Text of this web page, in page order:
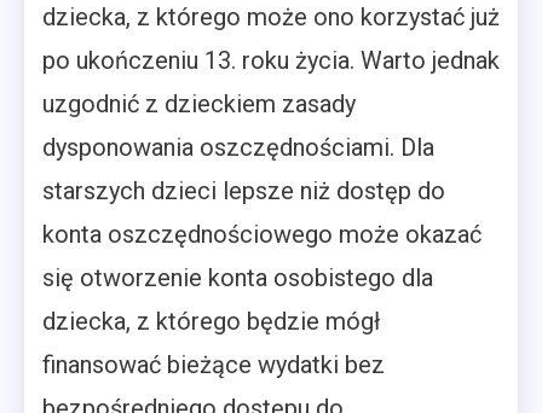
dziecka, z którego może ono korzystać już
po ukończeniu 13. roku życia. Warto jednak
uzgodnić z dzieckiem zasady
dysponowania oszczędnościami. Dla
starszych dzieci lepsze niż dostęp do
konta oszczędnościowego może okazać
się otworzenie konta osobistego dla
dziecka, z którego będzie mógł
finansować bieżące wydatki bez